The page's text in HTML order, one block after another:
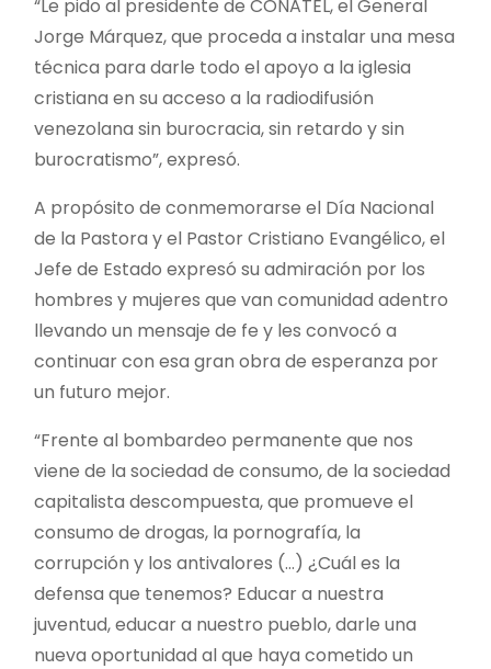
“Le pido al presidente de CONATEL, el General
Jorge Márquez, que proceda a instalar una mesa
técnica para darle todo el apoyo a la iglesia
cristiana en su acceso a la radiodifusión
venezolana sin burocracia, sin retardo y sin
burocratismo”, expresó.
A propósito de conmemorarse el Día Nacional
de la Pastora y el Pastor Cristiano Evangélico, el
Jefe de Estado expresó su admiración por los
hombres y mujeres que van comunidad adentro
llevando un mensaje de fe y les convocó a
continuar con esa gran obra de esperanza por
un futuro mejor.
“Frente al bombardeo permanente que nos
viene de la sociedad de consumo, de la sociedad
capitalista descompuesta, que promueve el
consumo de drogas, la pornografía, la
corrupción y los antivalores (…) ¿Cuál es la
defensa que tenemos? Educar a nuestra
juventud, educar a nuestro pueblo, darle una
nueva oportunidad al que haya cometido un